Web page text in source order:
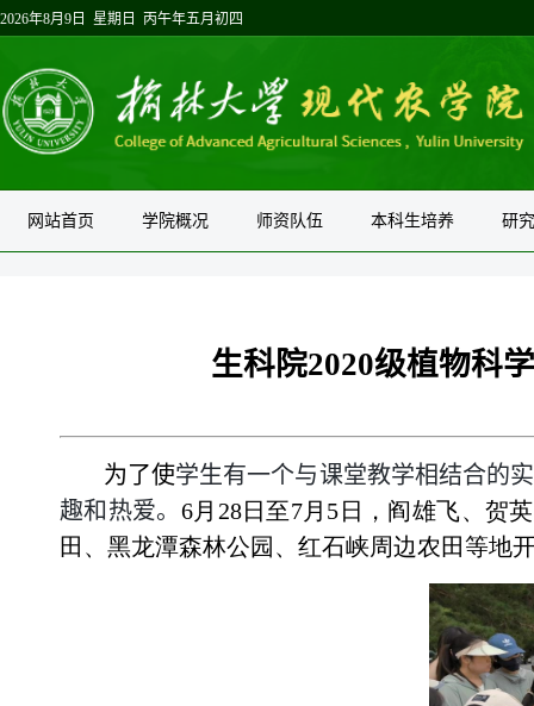
2026年8月9日 星期日 丙午年五月初四
网站首页 学院概况 师资队伍 本科生培养 研
生科院2020级植物科
为了使学生有一个与课堂教学相结合的
趣和热爱。 6月28日至7月5日，阎雄飞、贺
田、黑龙潭森林公园、红石峡周边农田等地